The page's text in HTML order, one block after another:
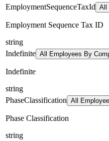
EmploymentSequenceTaxId All
Employment Sequence Tax ID
string
Indefinite All Employees By
Indefinite
string
PhaseClassification All
Phase Classification
string